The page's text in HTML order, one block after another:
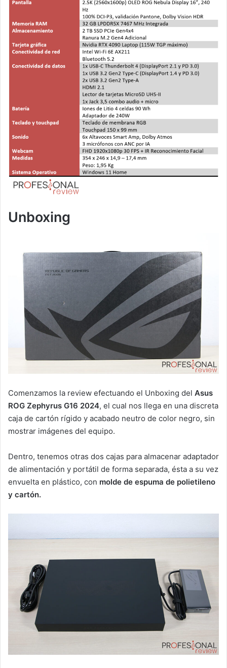
Unboxing
Comenzamos la review efectuando el Unboxing del Asus
ROG Zephyrus G16 2024, el cual nos llega en una discreta
caja de cartón rígido y acabado neutro de color negro, sin
mostrar imágenes del equipo.
Dentro, tenemos otras dos cajas para almacenar adaptador
de alimentación y portátil de forma separada, ésta a su vez
envuelta en plástico, con molde de espuma de polietileno
y cartón.